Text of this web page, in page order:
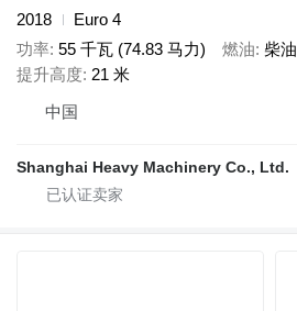
2018
Euro 4
功率 55 千瓦 (74.83 马力) 燃油 柴油
提升高度 21 米
中国
Shanghai Heavy Machinery Co., Ltd.